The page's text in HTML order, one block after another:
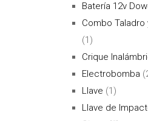
Batería 12v
Combo
(1)
Crique
Electrobomba
Llave (1)
Llave de